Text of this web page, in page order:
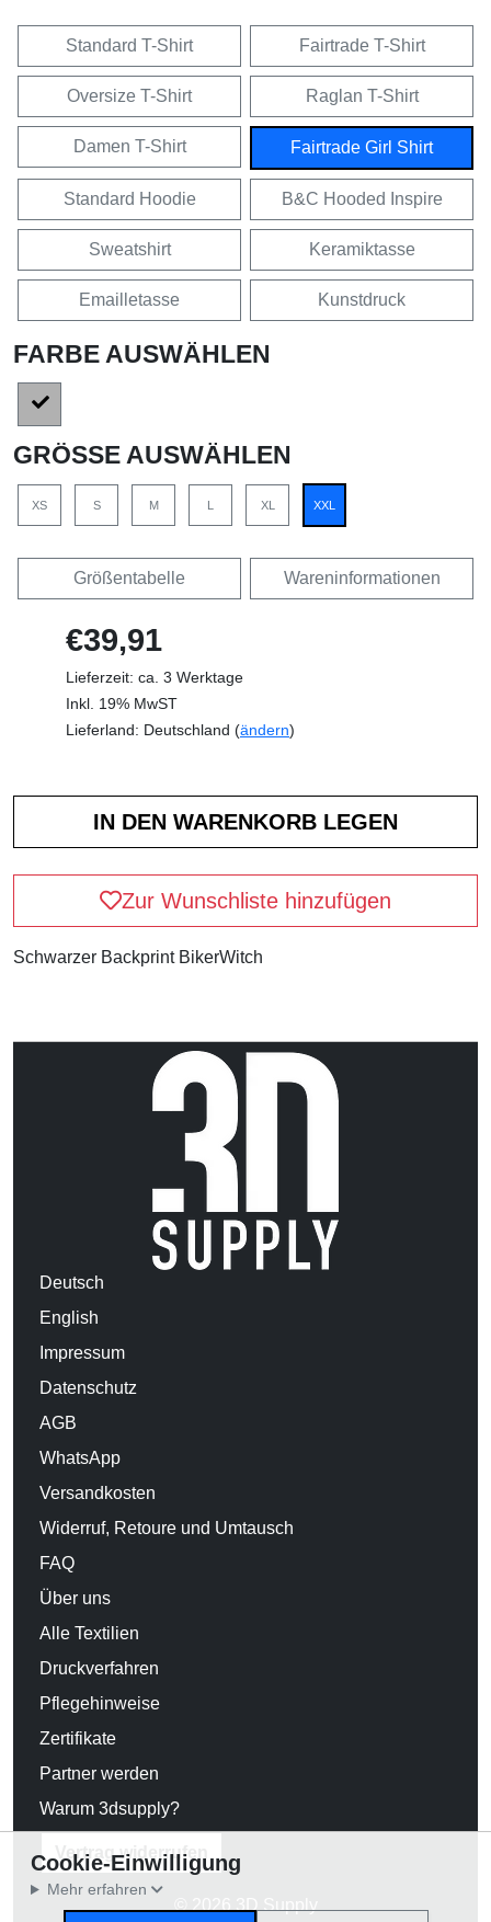
Standard T-Shirt Fairtrade T-Shirt
Oversize T-Shirt Raglan T-Shirt
Damen T-Shirt Fairtrade Girl Shirt
Standard Hoodie B&C Hooded Inspire
Sweatshirt Keramiktasse
Emailletasse Kunstdruck
FARBE AUSWÄHLEN
GRÖSSE AUSWÄHLEN
XS S M L XL XXL
Größentabelle Wareninformationen
€39,91
Lieferzeit: ca. 3 Werktage
Inkl. 19% MwST
Lieferland: Deutschland (ändern)
Zur Wunschliste hinzufügen
Schwarzer Backprint BikerWitch
Deutsch
English
Impressum
Datenschutz
AGB
WhatsApp
Versandkosten
Widerruf, Retoure und Umtausch
FAQ
Über uns
Alle Textilien
Druckverfahren
Pflegehinweise
Zertifikate
Partner werden
Warum 3dsupply?
Vertrag widerrufen
© 2026 3D Supply
Cookie-Einwilligung
Mehr erfahren